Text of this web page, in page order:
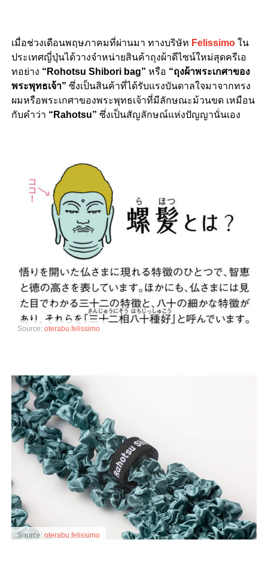
เมื่อช่วงเดือนพฤษภาคมที่ผ่านมา ทางบริษัท Felissimo ใน
ประเทศญี่ปุ่นได้วางจำหน่ายสินค้าถุงผ้าดีไซน์ใหม่สุดครีเอ
ทอย่าง “Rohotsu Shibori bag” หรือ “ถุงผ้าพระเกศาของ
พระพุทธเจ้า” ซึ่งเป็นสินค้าที่ได้รับแรงบันดาลใจมาจากทรง
ผมหรือพระเกศาของพระพุทธเจ้าที่มีลักษณะม้วนขด เหมือน
กับคำว่า “Rahotsu” ซึ่งเป็นสัญลักษณ์แห่งปัญญานั่นเอง
Source: oterabu.felissimo
Source: oterabu.felissimo